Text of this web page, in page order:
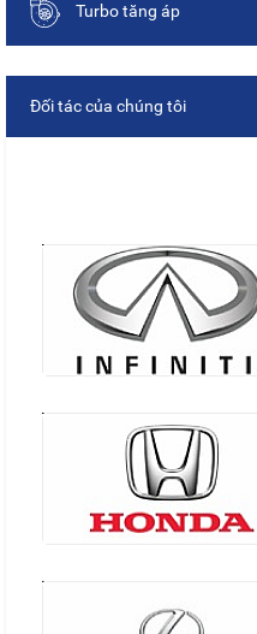
Turbo tăng áp
Đối tác của chúng tôi